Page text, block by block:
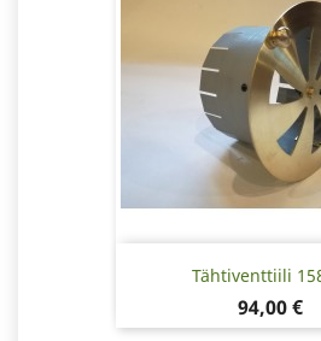
Tähtiventtiili
Hinta
94,00 €